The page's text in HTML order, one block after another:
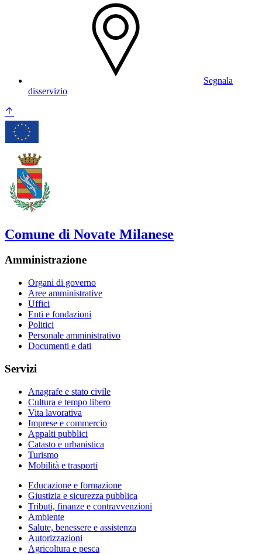
Segnala
disservizio
Comune di Novate Milanese
Amministrazione
Organi di governo
Aree amministrative
Uffici
Enti e fondazioni
Politici
Personale amministrativo
Documenti e dati
Servizi
Anagrafe e stato civile
Cultura e tempo libero
Vita lavorativa
Imprese e commercio
Appalti pubblici
Catasto e urbanistica
Turismo
Mobilità e trasporti
Educazione e formazione
Giustizia e sicurezza pubblica
Tributi, finanze e contravvenzioni
Ambiente
Salute, benessere e assistenza
Autorizzazioni
Agricoltura e pesca